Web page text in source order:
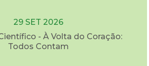
29 SET 2026
- À Volta do Coração:
Todos Contam